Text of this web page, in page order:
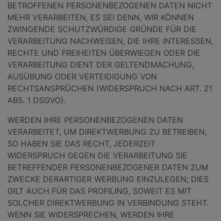
BETROFFENEN PERSONENBEZOGENEN DATEN NICHT
MEHR VERARBEITEN, ES SEI DENN, WIR KÖNNEN
ZWINGENDE SCHUTZWÜRDIGE GRÜNDE FÜR DIE
VERARBEITUNG NACHWEISEN, DIE IHRE INTERESSEN,
RECHTE UND FREIHEITEN ÜBERWIEGEN ODER DIE
VERARBEITUNG DIENT DER GELTENDMACHUNG,
AUSÜBUNG ODER VERTEIDIGUNG VON
RECHTSANSPRÜCHEN (WIDERSPRUCH NACH ART. 21
ABS. 1 DSGVO).
WERDEN IHRE PERSONENBEZOGENEN DATEN
VERARBEITET, UM DIREKTWERBUNG ZU BETREIBEN,
SO HABEN SIE DAS RECHT, JEDERZEIT
WIDERSPRUCH GEGEN DIE VERARBEITUNG SIE
BETREFFENDER PERSONENBEZOGENER DATEN ZUM
ZWECKE DERARTIGER WERBUNG EINZULEGEN; DIES
GILT AUCH FÜR DAS PROFILING, SOWEIT ES MIT
SOLCHER DIREKTWERBUNG IN VERBINDUNG STEHT.
WENN SIE WIDERSPRECHEN, WERDEN IHRE